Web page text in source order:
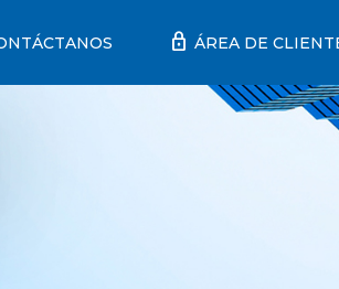
lock ÁREA DE